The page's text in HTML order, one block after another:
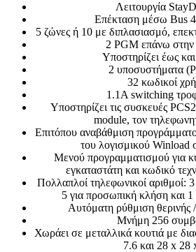
Λειτουργία
Επέκταση μέσω Bus
5 ζώνες ή 10 με διπλασιασμό,
2 PGM επάνω στην
Υποστηρίζει έως
2 υποσυστήματα
32 κωδικοί
1.1A switching
Υποστηρίζει τις συσκευές
module, τον
Επιτόπου αναβάθμιση
του λογισμικού Winload
Μενού προγραμματισμού για
εγκαταστάτη και κωδικό
Πολλαπλοί τηλεφωνικοί αριθμοί:
5 για προσωπική κλήση και 1
Αυτόματη ρύθμιση θερινής
Μνήμη 256
Χωράει σε μεταλλικά κουτιά με
7.6 και 28 x 28